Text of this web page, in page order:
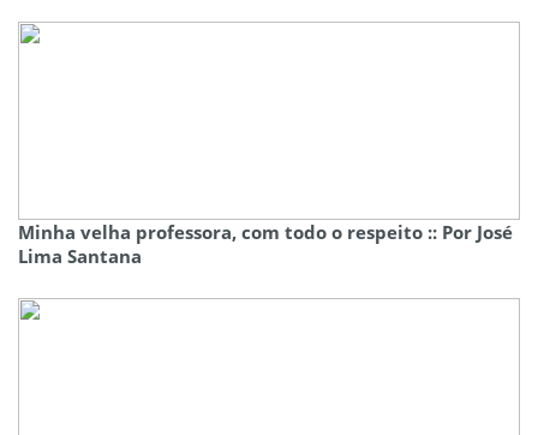
Minha velha professora, com todo o respeito :: Por José
Lima Santana